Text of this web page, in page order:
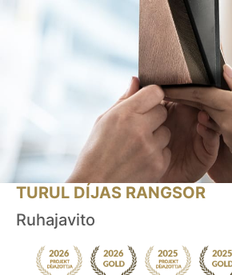
TURUL DÍJAS RANGSOR
Ruhajavito